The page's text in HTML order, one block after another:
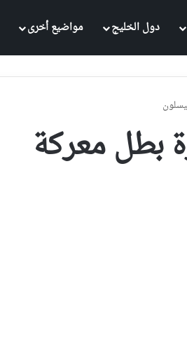
دول الخليج مواضيع أخرى
بطل معركة